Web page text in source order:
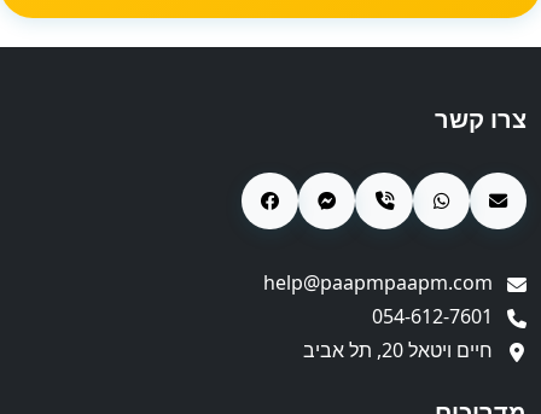
צרו קשר
חיים ויטאל 20, תל אביב